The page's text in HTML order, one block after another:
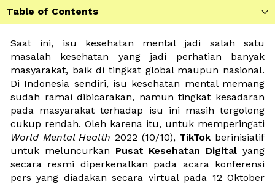
Table of Contents 
Saat ini, isu kesehatan mental jadi salah satu
masalah kesehatan yang jadi perhatian banyak
masyarakat, baik di tingkat global maupun nasional.
Di Indonesia sendiri, isu kesehatan mental memang
sudah ramai dibicarakan, namun tingkat kesadaran
pada masyarakat terhadap isu ini masih tergolong
World Mental Health 2022 (10/10), TikTok berinisiatif
untuk meluncurkan Pusat Kesehatan Digital yang
secara resmi diperkenalkan pada acara konferensi
pers yang diadakan secara virtual pada 12 Oktober